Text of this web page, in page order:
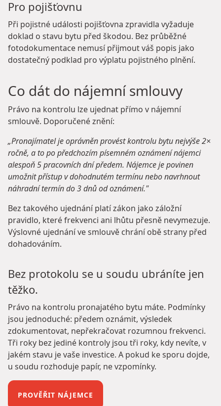
Pro pojišťovnu
Při pojistné události pojišťovna zpravidla vyžaduje
doklad o stavu bytu před škodou. Bez průběžné
fotodokumentace nemusí přijmout váš popis jako
dostatečný podklad pro výplatu pojistného plnění.
Co dát do nájemní smlouvy
Právo na kontrolu lze ujednat přímo v nájemní
smlouvě. Doporučené znění:
„Pronajímatel je oprávněn provést kontrolu bytu nejvýše 2×
ročně, a to po předchozím písemném oznámení nájemci
alespoň 5 pracovních dní předem. Nájemce je povinen
umožnit přístup v dohodnutém termínu nebo navrhnout
náhradní termín do 3 dnů od oznámení."
Bez takového ujednání platí zákon jako záložní
pravidlo, které frekvenci ani lhůtu přesně nevymezuje.
Výslovné ujednání ve smlouvě chrání obě strany před
dohadováním.
Bez protokolu se u soudu ubráníte jen
těžko.
Právo na kontrolu pronajatého bytu máte. Podmínky
jsou jednoduché: předem oznámit, výsledek
zdokumentovat, nepřekračovat rozumnou frekvenci.
Tři roky bez jediné kontroly jsou tři roky, kdy nevíte, v
jakém stavu je vaše investice. A pokud ke sporu dojde,
u soudu rozhoduje papír, ne vzpomínky.
PROVĚŘIT NÁJEMCE